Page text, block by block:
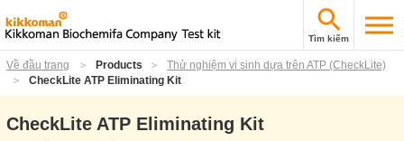
Tìm kiếm
Về đầu trang Products
Thử nghiệm vi sinh dựa trên ATP (CheckLite)
CheckLite ATP Eliminating Kit
CheckLite ATP Eliminating Kit